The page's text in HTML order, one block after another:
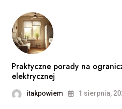
Praktyczne porady na
elektrycznej
itakpowiem 1 sierpnia,